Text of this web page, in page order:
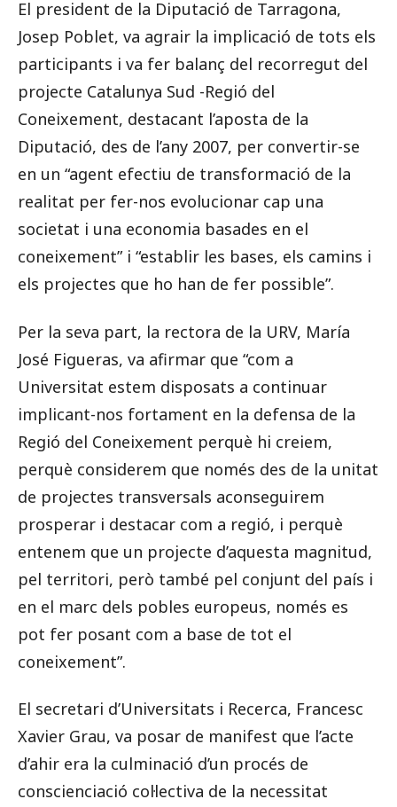
El president de la Diputació de Tarragona,
Josep Poblet, va agrair la implicació de tots els
participants i va fer balanç del recorregut del
projecte Catalunya Sud -Regió del
Coneixement, destacant l’aposta de la
Diputació, des de l’any 2007, per convertir-se
en un “agent efectiu de transformació de la
realitat per fer-nos evolucionar cap una
societat i una economia basades en el
coneixement” i “establir les bases, els camins i
els projectes que ho han de fer possible”.
Per la seva part, la rectora de la URV, María
José Figueras, va afirmar que “com a
Universitat estem disposats a continuar
implicant-nos fortament en la defensa de la
Regió del Coneixement perquè hi creiem,
perquè considerem que només des de la unitat
de projectes transversals aconseguirem
prosperar i destacar com a regió, i perquè
entenem que un projecte d’aquesta magnitud,
pel territori, però també pel conjunt del país i
en el marc dels pobles europeus, només es
pot fer posant com a base de tot el
coneixement”.
El secretari d’Universitats i Recerca, Francesc
Xavier Grau, va posar de manifest que l’acte
d’ahir era la culminació d’un procés de
conscienciació col·lectiva de la necessitat